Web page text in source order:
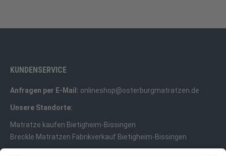
KUNDENSERVICE
Anfragen per E-Mail: onlineshop@osterburgmatratzen.de
Unsere Standorte:
Matratze kaufen Bietigheim-Bissingen
Breckle Matratzen Fabrikverkauf Bietigheim-Bissingen